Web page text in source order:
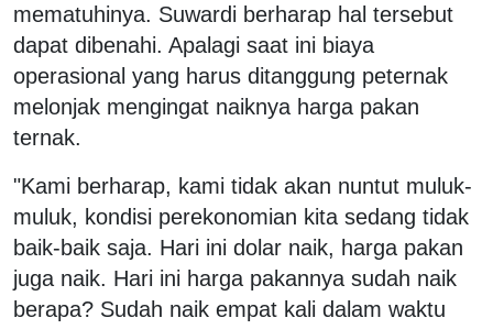
mematuhinya. Suwardi berharap hal tersebut
dapat dibenahi. Apalagi saat ini biaya
operasional yang harus ditanggung peternak
melonjak mengingat naiknya harga pakan
ternak.
"Kami berharap, kami tidak akan nuntut muluk-
muluk, kondisi perekonomian kita sedang tidak
baik-baik saja. Hari ini dolar naik, harga pakan
juga naik. Hari ini harga pakannya sudah naik
berapa? Sudah naik empat kali dalam waktu